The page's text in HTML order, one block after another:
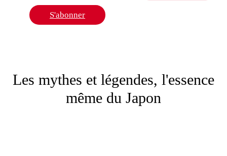
S'abonner
Les mythes et légendes, l'essence
même du Japon